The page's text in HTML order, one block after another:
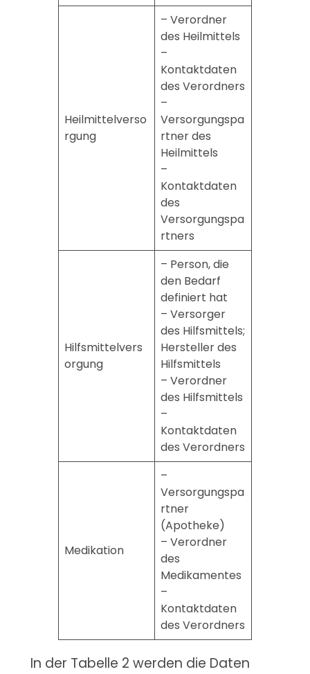
Heilmittelverso
rgung
– Verordner
des Heilmittels
–
Kontaktdaten
des Verordners
–
Versorgungspa
rtner des
Heilmittels
–
Kontaktdaten
des
Versorgungspa
rtners
Hilfsmittelvers
orgung
– Person, die
den Bedarf
definiert hat
– Versorger
des Hilfsmittels;
Hersteller des
Hilfsmittels
– Verordner
des Hilfsmittels
–
Kontaktdaten
des Verordners
Medikation
–
Versorgungspa
rtner
(Apotheke)
– Verordner
des
Medikamentes
–
Kontaktdaten
des Verordners
In der Tabelle 2 werden die Daten